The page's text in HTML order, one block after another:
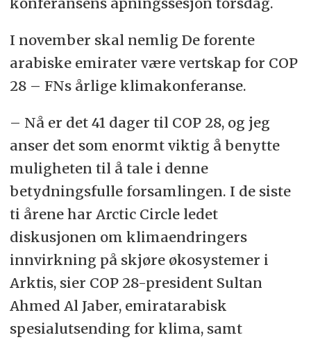
I november skal nemlig De forente
arabiske emirater være vertskap for COP
28 – FNs årlige klimakonferanse.
– Nå er det 41 dager til COP 28, og jeg
anser det som enormt viktig å benytte
muligheten til å tale i denne
betydningsfulle forsamlingen. I de siste
ti årene har Arctic Circle ledet
diskusjonen om klimaendringers
innvirkning på skjøre økosystemer i
Arktis, sier COP 28-president Sultan
Ahmed Al Jaber, emiratarabisk
spesialutsending for klima, samt